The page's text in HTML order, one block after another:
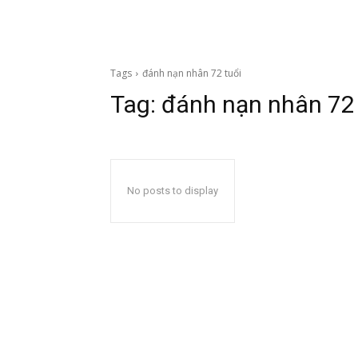
Tags đánh nạn nhân 72 tuổi
Tag: đánh nạn nhân
No posts to display